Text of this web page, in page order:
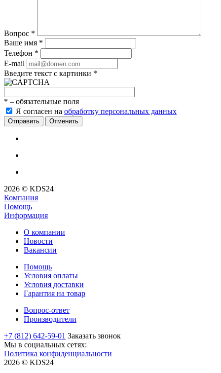
Вопрос *
Ваше имя *
Телефон *
E-mail
Введите текст с картинки *
* – обязательные поля
Я согласен на обработку персональных данных
Отменить
2026 © KDS24
Компания
Помощь
Информация
О компании
Новости
Вакансии
Помощь
Условия оплаты
Условия доставки
Гарантия на товар
Вопрос-ответ
Производители
+7 (812) 642-59-01 Заказать звонок
Мы в социальных сетях:
Политика конфиденциальности
2026 © KDS24